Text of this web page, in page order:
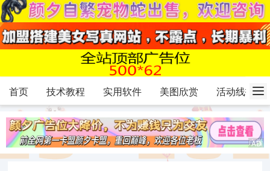
首页 技术教程 实用软件 美图欣赏 活动线报